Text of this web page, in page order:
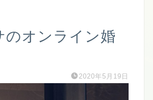
のオンライン婚
2020年5月19日